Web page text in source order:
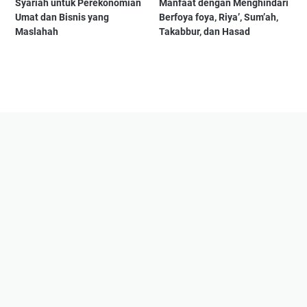
Syariah untuk Perekonomian
Umat dan Bisnis yang
Maslahah
Manfaat dengan Menghindari
Berfoya foya, Riya’, Sum’ah,
Takabbur, dan Hasad